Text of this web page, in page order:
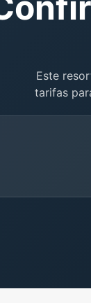
Este
tarifas